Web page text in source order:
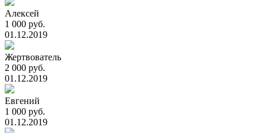
Алексей
1 000 руб.
01.12.2019
Жертвователь
2 000 руб.
01.12.2019
Евгений
1 000 руб.
01.12.2019